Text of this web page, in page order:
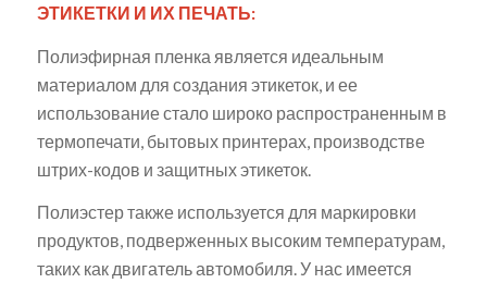
ЭТИКЕТКИ И ИХ ПЕЧАТЬ:
Полиэфирная пленка является идеальным
материалом для создания этикеток, и ее
использование стало широко распространенным в
термопечати, бытовых принтерах, производстве
штрих-кодов и защитных этикеток.
Полиэстер также используется для маркировки
продуктов, подверженных высоким температурам,
таких как двигатель автомобиля. У нас имеется